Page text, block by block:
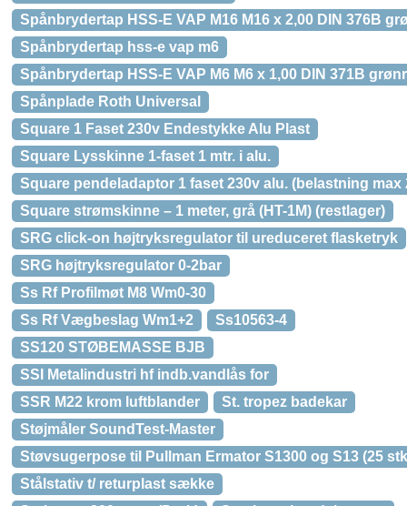
Spånbrydertap HSS-E VAP M16 M16 x 2,00 DIN 376B
Spånbrydertap hss-e vap m6
Spånbrydertap HSS-E VAP M6 M6 x 1,00 DIN 371B
Spånplade Roth Universal
Square 1 Faset 230v Endestykke Alu Plast
Square Lysskinne 1-faset 1 mtr. i alu.
Square pendeladaptor 1 faset 230v alu. (belastning max
Square strømskinne – 1 meter, grå (HT-1M) (restlager)
SRG click-on højtryksregulator til ureduceret flasketryk
SRG højtryksregulator 0-2bar
Ss Rf Profilmøt M8 Wm0-30
Ss Rf Vægbeslag Wm1+2
Ss10563-4
SS120 STØBEMASSE BJB
SSI Metalindustri hf indb.vandlås for
SSR M22 krom luftblander
St. tropez badekar
Støjmåler SoundTest-Master
Støvsugerpose til Pullman Ermator S1300 og S13 (25
Stålstativ t/ returplast sække